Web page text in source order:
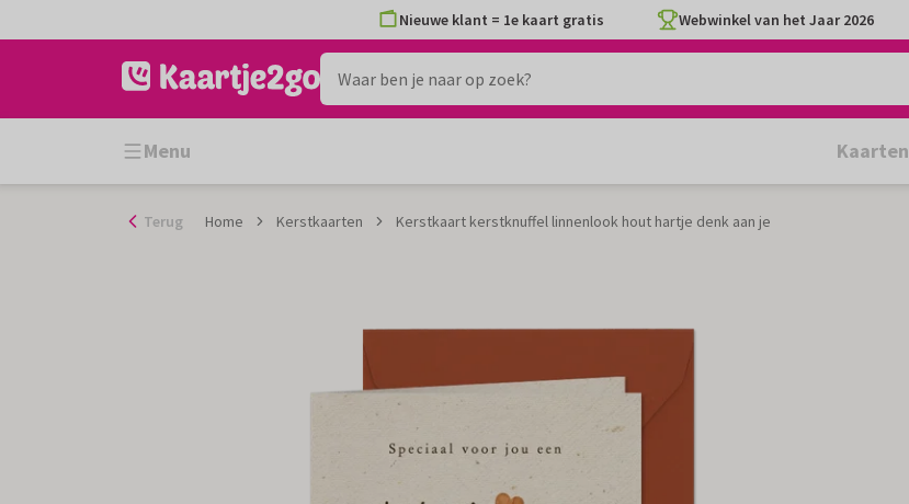
naar
Nieuwe klant = 1e kaart gratis Webwinkel van het Jaar 2026
Menu Kaarten
Terug Home Kerstkaarten Kerstkaart kerstknuffel linnenlook hout hartje denk aan je